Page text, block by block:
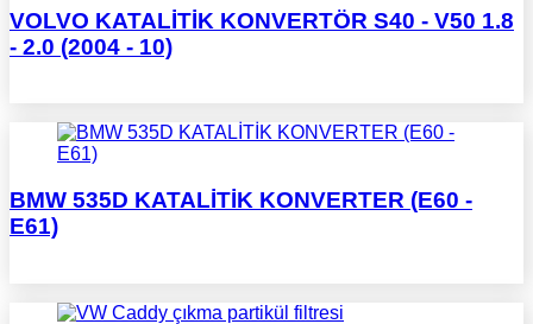
VOLVO KATALİTİK KONVERTÖR S40 - V50 1.8
- 2.0 (2004 - 10)
BMW 535D KATALİTİK KONVERTER (E60 -
E61)